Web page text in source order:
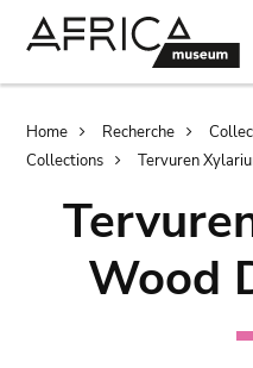
Home Recherche
Collections
Tervuren
Wood